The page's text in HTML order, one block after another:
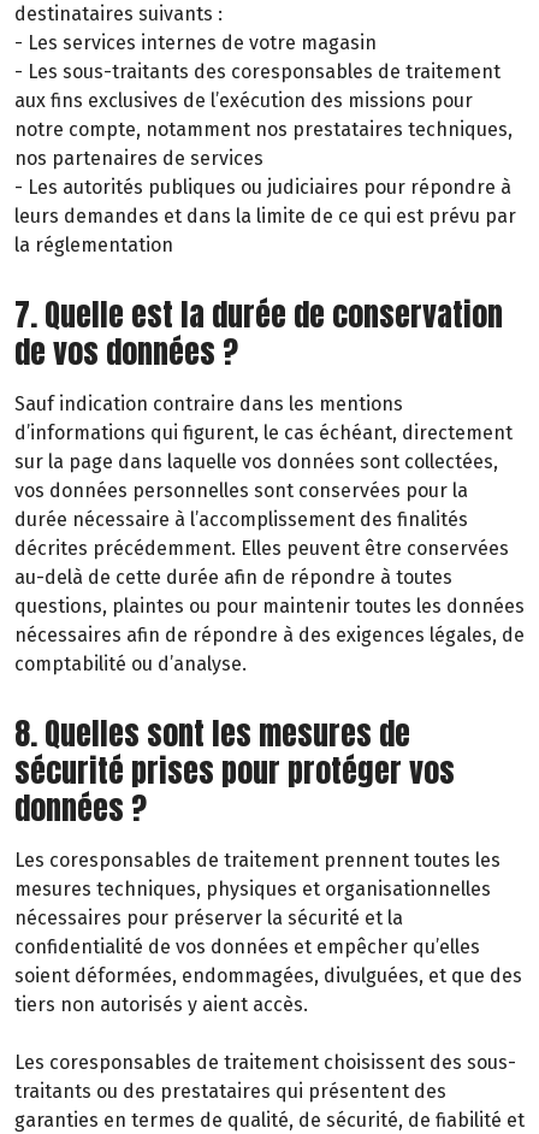
destinataires suivants :
- Les services internes de votre magasin
- Les sous-traitants des coresponsables de traitement
aux fins exclusives de l’exécution des missions pour
notre compte, notamment nos prestataires techniques,
nos partenaires de services
- Les autorités publiques ou judiciaires pour répondre à
leurs demandes et dans la limite de ce qui est prévu par
la réglementation
7. Quelle est la durée de conservation
de vos données ?
Sauf indication contraire dans les mentions
d’informations qui figurent, le cas échéant, directement
sur la page dans laquelle vos données sont collectées,
vos données personnelles sont conservées pour la
durée nécessaire à l’accomplissement des finalités
décrites précédemment. Elles peuvent être conservées
au-delà de cette durée afin de répondre à toutes
questions, plaintes ou pour maintenir toutes les données
nécessaires afin de répondre à des exigences légales, de
comptabilité ou d’analyse.
8. Quelles sont les mesures de
sécurité prises pour protéger vos
données ?
Les coresponsables de traitement prennent toutes les
mesures techniques, physiques et organisationnelles
nécessaires pour préserver la sécurité et la
confidentialité de vos données et empêcher qu’elles
soient déformées, endommagées, divulguées, et que des
tiers non autorisés y aient accès.
Les coresponsables de traitement choisissent des sous-
traitants ou des prestataires qui présentent des
garanties en termes de qualité, de sécurité, de fiabilité et